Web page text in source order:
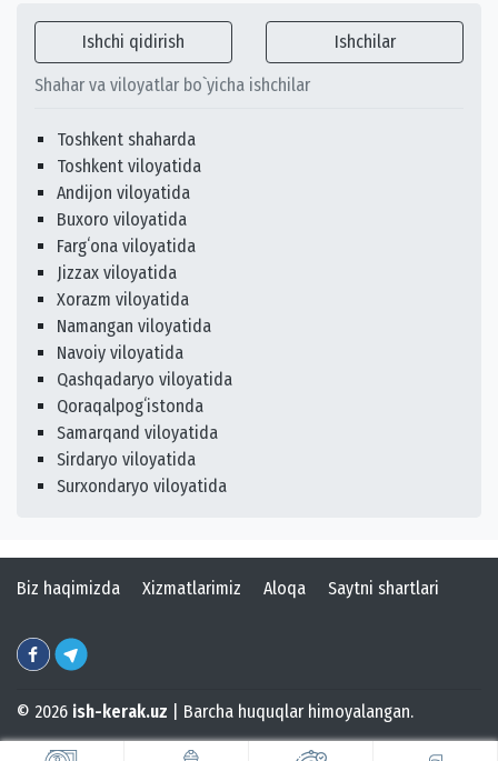
Ishchi qidirish Ishchilar
Shahar va viloyatlar bo`yicha ishchilar
Toshkent shaharda
Toshkent viloyatida
Andijon viloyatida
Buxoro viloyatida
Fargʻona viloyatida
Jizzax viloyatida
Xorazm viloyatida
Namangan viloyatida
Navoiy viloyatida
Qashqadaryo viloyatida
Qoraqalpogʻistonda
Samarqand viloyatida
Sirdaryo viloyatida
Surxondaryo viloyatida
Biz haqimizda Xizmatlarimiz Aloqa Saytni shartlari
© 2026 ish-kerak.uz | Barcha huquqlar himoyalangan.